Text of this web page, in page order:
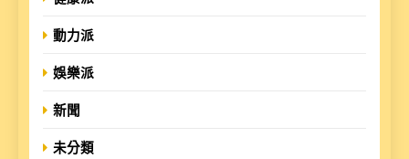
動力派
娛樂派
新聞
未分類